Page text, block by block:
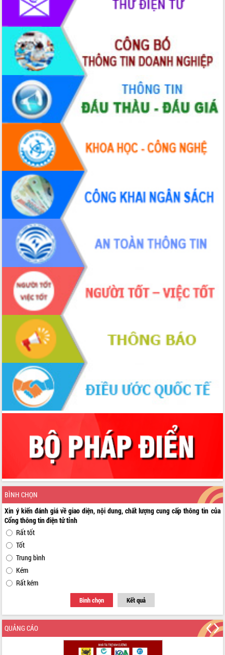
BÌNH CHỌN
Xin ý kiến đánh giá về giao diện, nội dung, chất lượng cung cấp thông tin của
Cổng thông tin điện tử tỉnh
Rất tốt
Tốt
Trung bình
Kém
Rất kém
Bình chọn Kết quả
QUẢNG CÁO